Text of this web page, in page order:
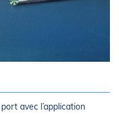
avec l’application